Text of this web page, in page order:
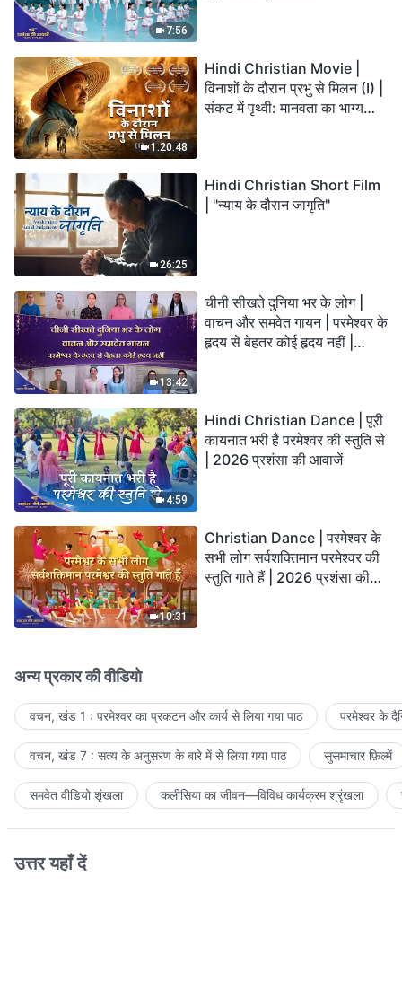
7:56
1:20:48
Hindi Christian Movie |
विनाशों के दौरान प्रभु से मिलन (I) |
संकट में पृथ्वी: मानवता का भाग्य
26:25
Hindi Christian Short Film
| "न्याय के दौरान जागृति"
13:42
चीनी सीखते दुनिया भर के लोग |
वाचन और समवेत गायन | परमेश्वर के
हृदय से बेहतर कोई हृदय नहीं |
4:59
Hindi Christian Dance | पूरी
कायनात भरी है परमेश्वर की स्तुति से
| 2026 प्रशंसा की आवाजें
10:31
Christian Dance | परमेश्वर के
सभी लोग सर्वशक्तिमान परमेश्वर की
स्तुति गाते हैं | 2026 प्रशंसा की
अन्य प्रकार की वीडियो
वचन, खंड 1 : परमेश्वर का प्रकटन और कार्य से लिया गया पाठ परमेश्वर के
वचन, खंड 7 : सत्य के अनुसरण के बारे में से लिया गया पाठ सुसमाचार फ़िल्में
समवेत वीडियो शृंखला कलीसिया का जीवन—विविध कार्यक्रम श्रृंखला
उत्तर यहाँ दें